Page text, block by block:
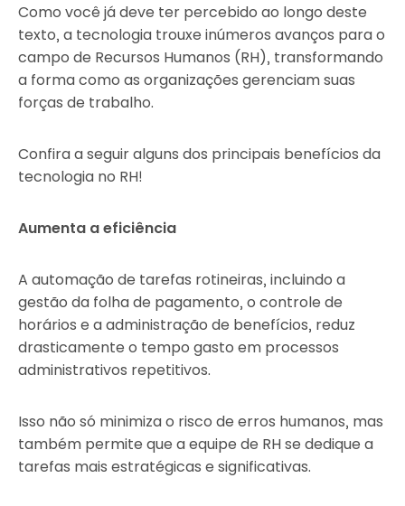
Como você já deve ter percebido ao longo deste
texto, a tecnologia trouxe inúmeros avanços para o
campo de Recursos Humanos (RH), transformando
a forma como as organizações gerenciam suas
forças de trabalho.
Confira a seguir alguns dos principais benefícios da
tecnologia no RH!
Aumenta a eficiência
A automação de tarefas rotineiras, incluindo a
gestão da folha de pagamento, o controle de
horários e a administração de benefícios, reduz
drasticamente o tempo gasto em processos
administrativos repetitivos.
Isso não só minimiza o risco de erros humanos, mas
também permite que a equipe de RH se dedique a
tarefas mais estratégicas e significativas.